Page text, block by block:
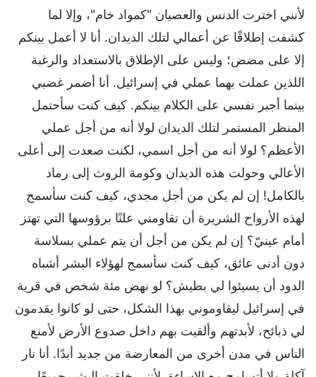
لأنني اخترت الدنس والعصيان "كمواد خام"، وإلا لما
كشفت إطلاقًا عن أعمالي لتلك الديدان. أنا لا أعمل بينكم
إلا على مضض؛ وليس على الإطلاق بالاستعداد والرغبة
اللذين عملت بهما عملي في إسرائيل. أنا أضمر غضبي
بينما أجبر نفسي على الكلام بينكم. كيف كنت سأحتمل
المنظر المستمر لتلك الديدان لولا أنه من أجل عملي
الأعظم؟ لولا أنه من أجل اسمي، لكنت صعدت إلى أعلى
الأعالي وحولت هذه الديدان وكومة الروث إلى رماد
بالكامل! إن لم يكن من أجل مجدي، كيف كنت سأسمح
لهذه الأرواح الشريرة أن تقاومني علنًا برؤوسها التي تهتز
أمام عينيّ؟ إن لم يكن من أجل أن يتم عملي بسلاسة
دون أدنى عائق، كيف كنت سأسمح لهؤلاء البشر أشباه
الدود أن يسيئوا لي بطيش؟ لو نهض مئة شخص في قرية
في إسرائيل ليقاوموني بهذا الشكل، حتى لو كانوا يقدمون
لي ذبائح، لأبدتهم وألقيت بهم داخل صدوع الأرض لأمنع
الناس في مدن أخرى من المعارضة من جديد أبدًا. أنا نار